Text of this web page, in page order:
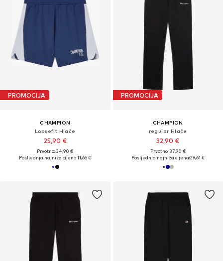
PROMOCIJA
CHAMPION
Loosefit Hlače
25,90 €
Prvotno: 34,90 €
Posljednja najniža cijena:11,66 €
PROMOCIJA
CHAMPION
regular Hlače
32,90 €
Prvotno: 37,90 €
Posljednja najniža cijena:29,61 €